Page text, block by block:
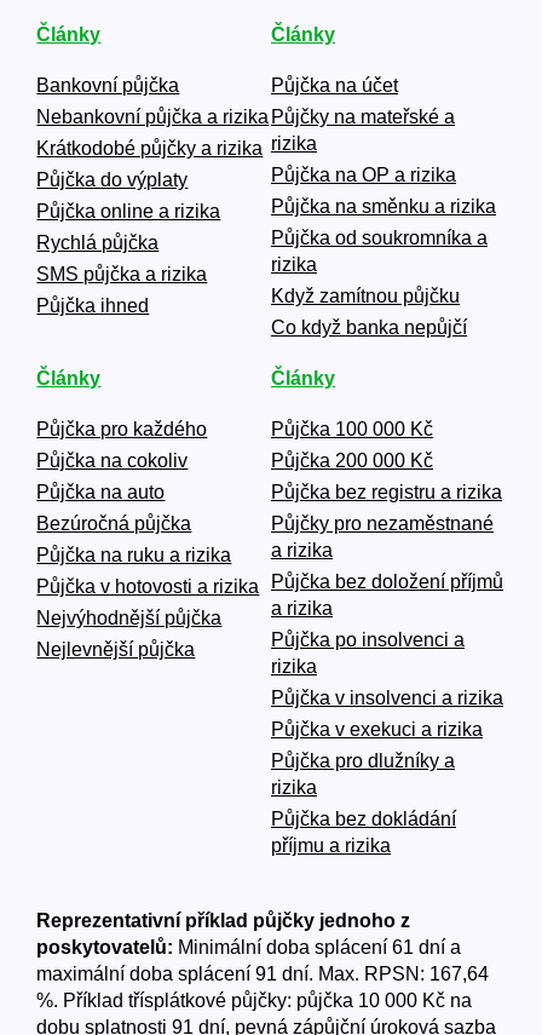
Články
Bankovní půjčka
Nebankovní půjčka a rizika
Krátkodobé půjčky a rizika
Půjčka do výplaty
Půjčka online a rizika
Rychlá půjčka
SMS půjčka a rizika
Půjčka ihned
Články
Půjčka na účet
Půjčky na mateřské a
rizika
Půjčka na OP a rizika
Půjčka na směnku a rizika
Půjčka od soukromníka a
rizika
Když zamítnou půjčku
Co když banka nepůjčí
Články
Půjčka pro každého
Půjčka na cokoliv
Půjčka na auto
Bezúročná půjčka
Půjčka na ruku a rizika
Půjčka v hotovosti a rizika
Nejvýhodnější půjčka
Nejlevnější půjčka
Články
Půjčka 100 000 Kč
Půjčka 200 000 Kč
Půjčka bez registru a rizika
Půjčky pro nezaměstnané
a rizika
Půjčka bez doložení příjmů
a rizika
Půjčka po insolvenci a
rizika
Půjčka v insolvenci a rizika
Půjčka v exekuci a rizika
Půjčka pro dlužníky a
rizika
Půjčka bez dokládání
příjmu a rizika
Reprezentativní příklad půjčky jednoho z
poskytovatelů: Minimální doba splácení 61 dní a
maximální doba splácení 91 dní. Max. RPSN: 167,64
%. Příklad třísplátkové půjčky: půjčka 10 000 Kč na
dobu splatnosti 91 dní, pevná zápůjční úroková sazba